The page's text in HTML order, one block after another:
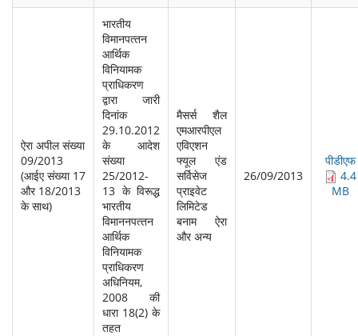
ऐरा अपील संख्‍या
09/2013
(आईए संख्‍या 17
और 18/2013
के साथ)
भारतीय
विमानपत्‍तन
आर्थिक
विनियामक
प्राधिकरण
द्वारा जारी
दिनांक
29.10.2012
के आदेश
संख्‍या
25/2012-
13 के विरूद्ध
भारतीय
विमाननपत्‍तन
आर्थिक
विनियामक
प्राधिकरण
अधिनियम,
2008 की
धारा 18(2) के
तहत
मैसर्स शैल
एमआरपीएल
एविएशन
फ्यूल एंड
सर्विसेज
प्राइवेट
लिमिटेड
बनाम ऐरा
और अन्‍य
26/09/2013
पीडीएफ
4.4
MB